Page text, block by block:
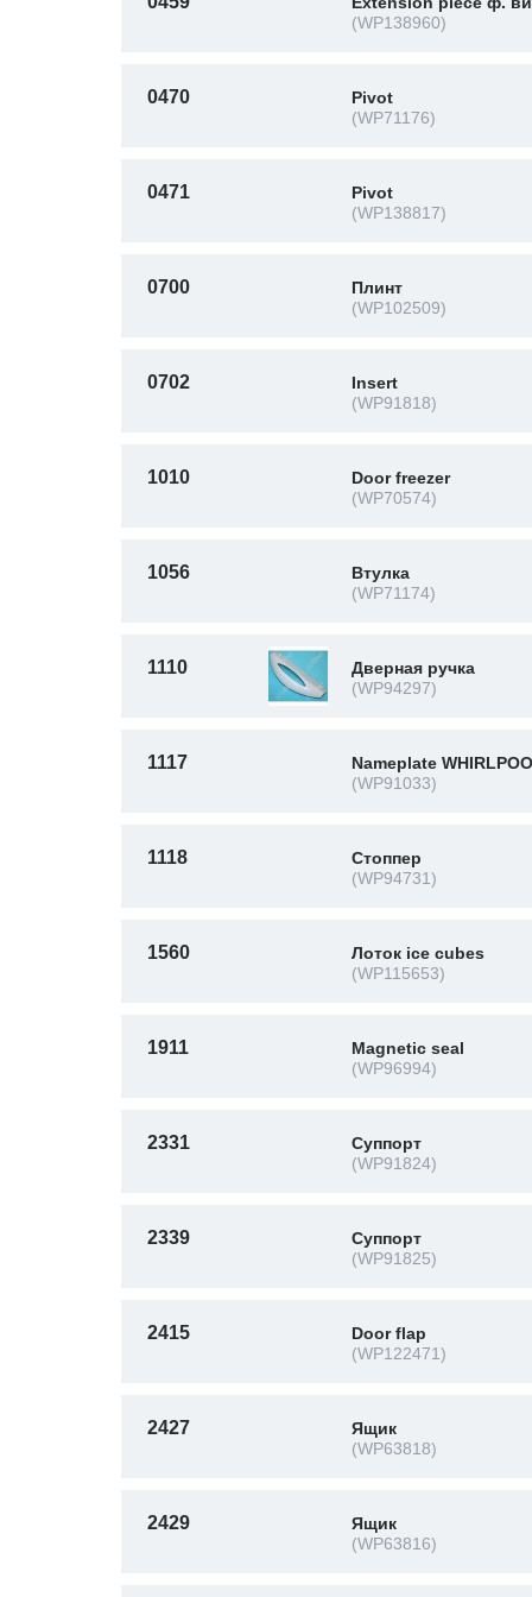
(WP138960)
0470
Pivot
(WP71176)
0471
Pivot
(WP138817)
0700
Плинт
(WP102509)
0702
Insert
(WP91818)
1010
Door freezer
(WP70574)
1056
Втулка
(WP71174)
1110
Дверная ручка
(WP94297)
1117
Nameplate
(WP91033)
1118
Стоппер
(WP94731)
1560
Лоток ice cubes
(WP115653)
1911
Magnetic seal
(WP96994)
2331
Суппорт
(WP91824)
2339
Суппорт
(WP91825)
2415
Door flap
(WP122471)
2427
Ящик
(WP63818)
2429
Ящик
(WP63816)